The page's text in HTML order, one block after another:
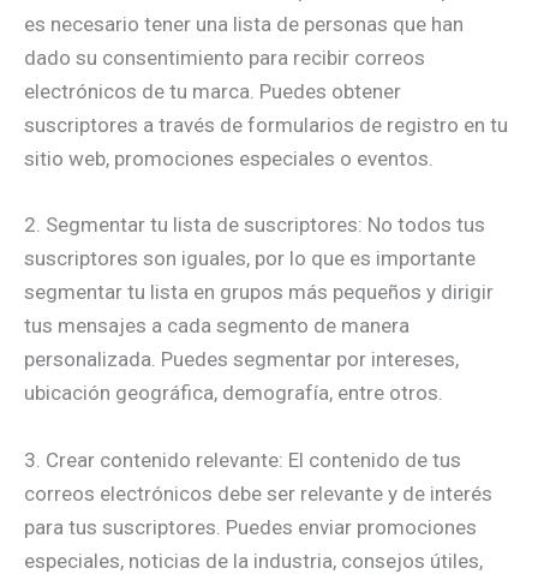
es necesario tener una lista de personas que han
dado su consentimiento para recibir correos
electrónicos de tu marca. Puedes obtener
suscriptores a través de formularios de registro en tu
sitio web, promociones especiales o eventos.
2. Segmentar tu lista de suscriptores: No todos tus
suscriptores son iguales, por lo que es importante
segmentar tu lista en grupos más pequeños y dirigir
tus mensajes a cada segmento de manera
personalizada. Puedes segmentar por intereses,
ubicación geográfica, demografía, entre otros.
3. Crear contenido relevante: El contenido de tus
correos electrónicos debe ser relevante y de interés
para tus suscriptores. Puedes enviar promociones
especiales, noticias de la industria, consejos útiles,